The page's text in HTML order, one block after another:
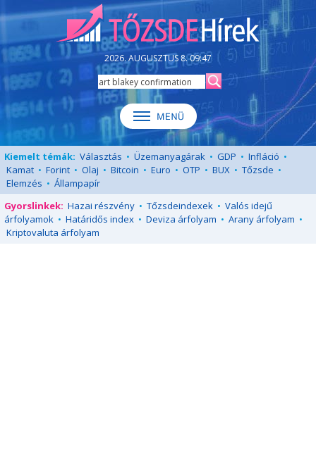
2026. AUGUSZTUS 8. 09:47
Kiemelt témák: Választás • Üzemanyagárak • GDP • Infláció •
Kamat • Forint • Olaj • Bitcoin • Euro • OTP • BUX • Tőzsde •
Elemzés • Állampapír
Gyorslinkek: Hazai részvény • Tőzsdeindexek • Valós idejű
árfolyamok • Határidős index • Deviza árfolyam • Arany árfolyam •
Kriptovaluta árfolyam